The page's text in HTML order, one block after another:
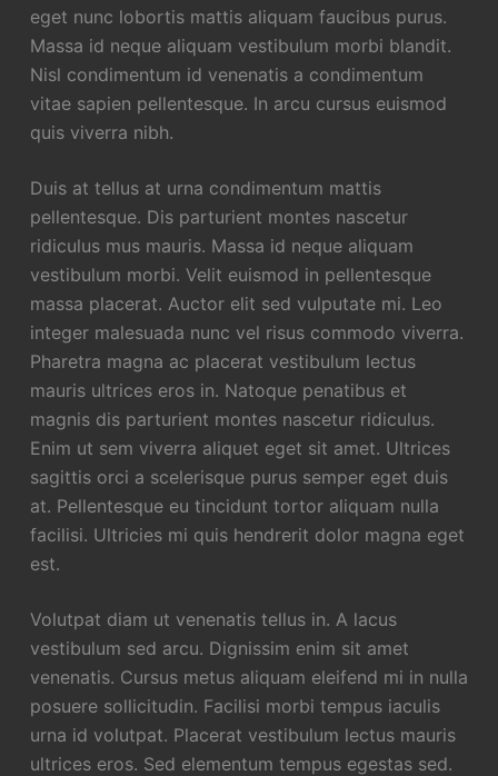
eget nunc lobortis mattis aliquam faucibus purus.
Massa id neque aliquam vestibulum morbi blandit.
Nisl condimentum id venenatis a condimentum
vitae sapien pellentesque. In arcu cursus euismod
quis viverra nibh.
Duis at tellus at urna condimentum mattis
pellentesque. Dis parturient montes nascetur
ridiculus mus mauris. Massa id neque aliquam
vestibulum morbi. Velit euismod in pellentesque
massa placerat. Auctor elit sed vulputate mi. Leo
integer malesuada nunc vel risus commodo viverra.
Pharetra magna ac placerat vestibulum lectus
mauris ultrices eros in. Natoque penatibus et
magnis dis parturient montes nascetur ridiculus.
Enim ut sem viverra aliquet eget sit amet. Ultrices
sagittis orci a scelerisque purus semper eget duis
at. Pellentesque eu tincidunt tortor aliquam nulla
facilisi. Ultricies mi quis hendrerit dolor magna eget
est.
Volutpat diam ut venenatis tellus in. A lacus
vestibulum sed arcu. Dignissim enim sit amet
venenatis. Cursus metus aliquam eleifend mi in nulla
posuere sollicitudin. Facilisi morbi tempus iaculis
urna id volutpat. Placerat vestibulum lectus mauris
ultrices eros. Sed elementum tempus egestas sed.